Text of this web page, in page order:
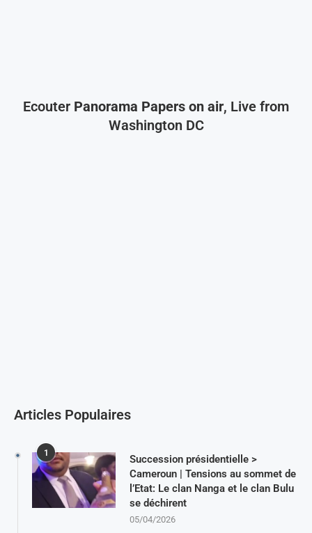
Ecouter Panorama Papers on air, Live from
Washington DC
Articles Populaires
1
Succession présidentielle >
Cameroun | Tensions au sommet de
l’Etat: Le clan Nanga et le clan Bulu
se déchirent
05/04/2026